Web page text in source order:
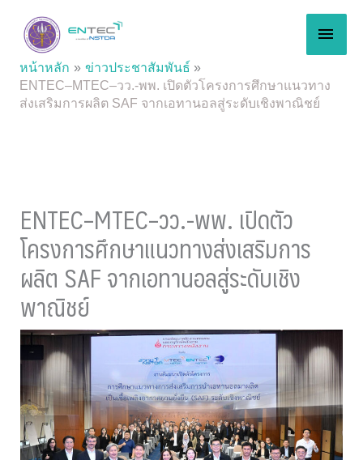
content
หน้าหลัก
ข่าวประชาสัมพันธ์
ENTEC–MTEC–วว.-พพ. เปิดตัวโครงการศึกษาแนวทาง
ส่งเสริมการผลิต SAF จากเอทานอลสู่ระดับเชิงพาณิชย์
ENTEC–MTEC–วว.-พพ. เปิดตัว
โครงการศึกษาแนวทางส่งเสริมการ
ผลิต SAF จากเอทานอลสู่ระดับเชิง
พาณิชย์